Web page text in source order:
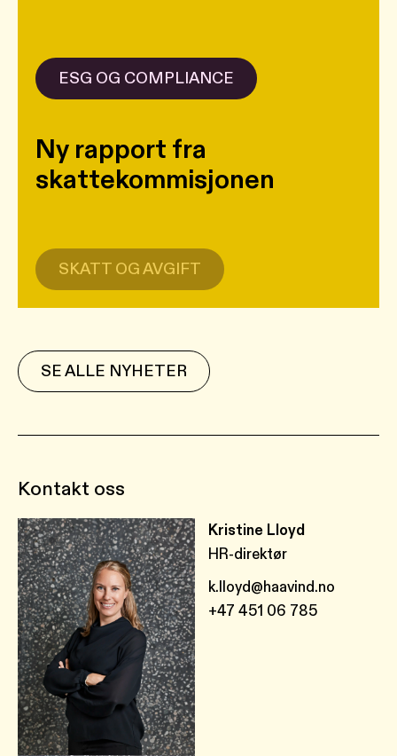
ESG OG COMPLIANCE
Ny rapport fra
skattekommisjonen
SKATT OG AVGIFT
SE ALLE NYHETER
Kontakt oss
Kristine Lloyd
HR-direktør
k.lloyd@haavind.no
+47 451 06 785